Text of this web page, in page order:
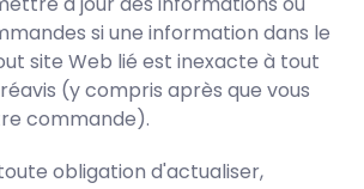
si une information dans le
site Web lié est inexacte à tout
(y compris après que vous
commande).
obligation d'actualiser,